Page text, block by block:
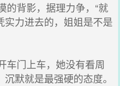
背影，据理力争，“就
实力进去的，姐姐是不是
门上车，她没有看周
默就是最强硬的态度。